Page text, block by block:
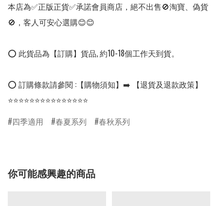
本店為✅正版正貨✅承諾會員商店，絕不出售🚫淘寶、偽貨
🚫，客人可安心選購😊😊
⭕ 此貨品為【訂購】貨品, 約10-18個工作天到貨。
⭕ 訂購條款請參閱 :【購物須知】➡️ 【退貨及退款政策】
⭐⭐⭐⭐⭐⭐⭐⭐⭐⭐⭐⭐⭐⭐⭐
四季適用
春夏系列 春秋系列
你可能感興趣的商品